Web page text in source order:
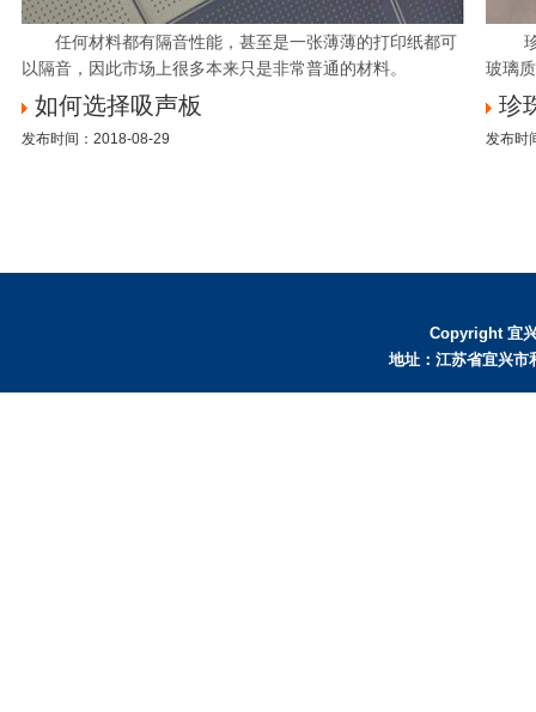
任何材料都有隔音性能，甚至是一张薄薄的打印纸都可
以隔音，因此市场上很多本来只是非常普通的材料。
如何选择吸声板
发布时间：2018-08-29
珍珠
玻璃
珍
发布时
Copyright 宜
地址：江苏省宜兴市